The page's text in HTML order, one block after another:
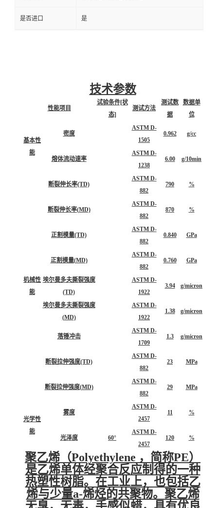
是否进口 是
技术参数
性能项目
试验条件[状
态]
测试方法
测试数
据
数据单
位
基本性
能
密度
ASTM D-
1505
0.962 g/cc
熔体流动速率
ASTM D-
1238
6.00 g/10min
机械性
能
断裂伸长率(TD)
ASTM D-
882
790 %
断裂伸长率(MD)
ASTM D-
882
870 %
正割模量(TD)
ASTM D-
882
0.840 GPa
正割模量(MD)
ASTM D-
882
0.760 GPa
埃尔曼多夫撕裂强度
(TD)
ASTM D-
1922
3.94 g/micron
埃尔曼多夫撕裂强度
(MD)
ASTM D-
1922
1.38 g/micron
落锤冲击
ASTM D-
1709
1.3 g/micron
断裂拉伸强度(TD)
ASTM D-
882
23 MPa
断裂拉伸强度(MD)
ASTM D-
882
29 MPa
光学性
能
雾度
ASTM D-
2457
11 %
光泽度 60°
ASTM D-
2457
120 %
聚乙烯（Polyethylene ，简称PE）
是乙烯单体经聚合反应制得的一种
热塑性树脂。在工业上，也包括乙
烯与少量a-烯烃的共聚物。聚乙烯